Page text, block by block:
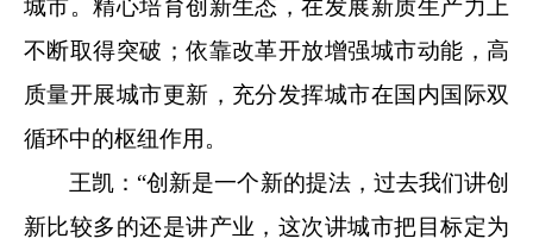
城市。精心培育创新生态，在发展新质生产力上
不断取得突破；依靠改革开放增强城市动能，高
质量开展城市更新，充分发挥城市在国内国际双
循环中的枢纽作用。
王凯：“创新是一个新的提法，过去我们讲创
新比较多的还是讲产业，这次讲城市把目标定为